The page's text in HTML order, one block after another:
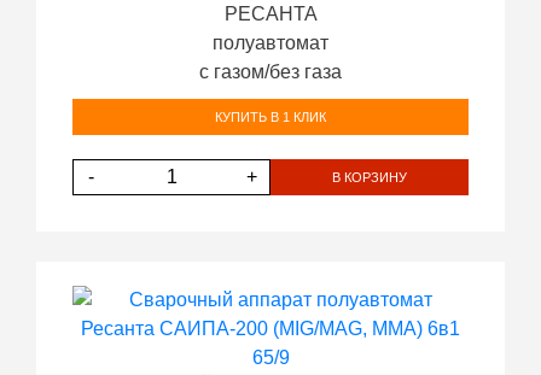
РЕСАНТА
полуавтомат
с газом/без газа
КУПИТЬ В 1 КЛИК
- + В КОРЗИНУ